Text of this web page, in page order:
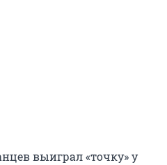
выиграл «точку» у